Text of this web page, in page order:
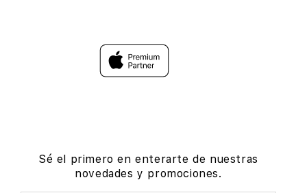
Sé el primero en enterarte de nuestras
novedades y promociones.